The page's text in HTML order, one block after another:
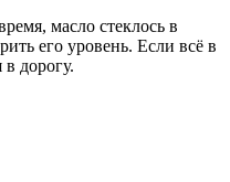
масло стеклось в
его уровень. Если всё в
дорогу.